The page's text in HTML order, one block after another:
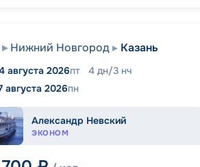
Нижний Новгород Казань
августа 2026пт 4 дн/3 нч
августа 2026пн
Александр Невский
ЭКОНОМ